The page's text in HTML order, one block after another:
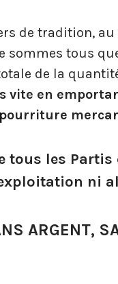
de tradition,
sommes tous
de la
vite en
tous les Partis
ni
ARGENT,